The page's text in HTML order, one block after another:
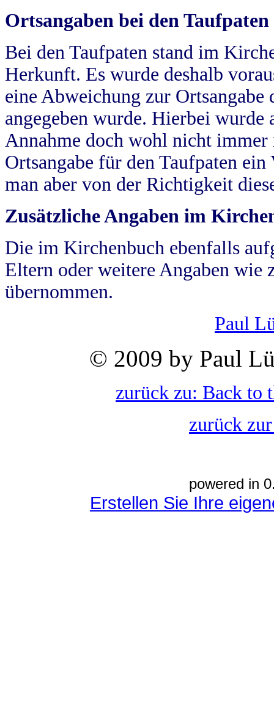
Ortsangaben bei den Taufpaten
Bei den Taufpaten stand im
Herkunft. Es wurde deshalb
eine Abweichung zur
angegeben wurde. Hierbei wurde
Annahme doch wohl nicht
Ortsangabe für den Taufpaten
man aber von der Richtigkeit
Zusätzliche Angaben im
Die im Kirchenbuch ebenfalls
Eltern oder weitere Angaben wie
übernommen.
Paul
© 2009 by Paul
zurück zu: Back to
zurück
powered in
Erstellen Sie Ihre